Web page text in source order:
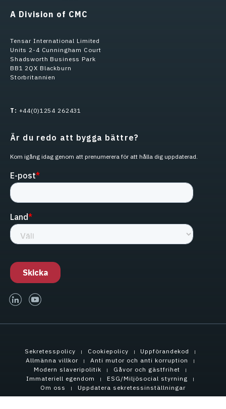
A Division of CMC
Tensar International Limited
Units 2-4 Cunningham Court
Shadsworth Business Park
BB1 2QX Blackburn
Storbritannien
T: +44(0)1254 262431
Är du redo att bygga bättre?
Kom igång idag genom att prenumerera för att hålla dig uppdaterad.
linked-inyoutube
Sekretesspolicy Cookiepolicy
Uppförandekod
Allmänna villkor
Anti mutor och anti korruption
Modern slaveripolitik
Gåvor och gästfrihet
Immateriell egendom
ESG/Miljösocial styrning
Om oss
Uppdatera sekretessinställningar